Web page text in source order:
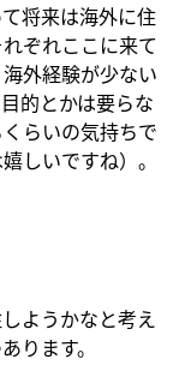
将来は海外に住
ぞれここに来て
外経験が少ない
的とかは要らな
らいの気持ちで
しいですね）。
ようかなと考え
ります。